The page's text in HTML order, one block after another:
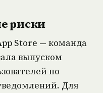
риски
Store — команда
выпуском
по
Для